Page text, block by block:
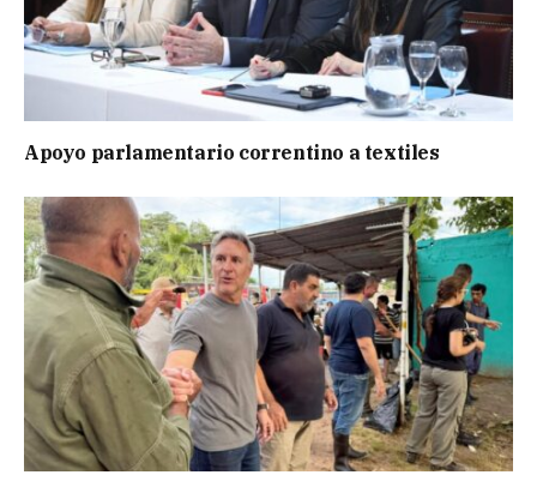
Apoyo parlamentario correntino a textiles